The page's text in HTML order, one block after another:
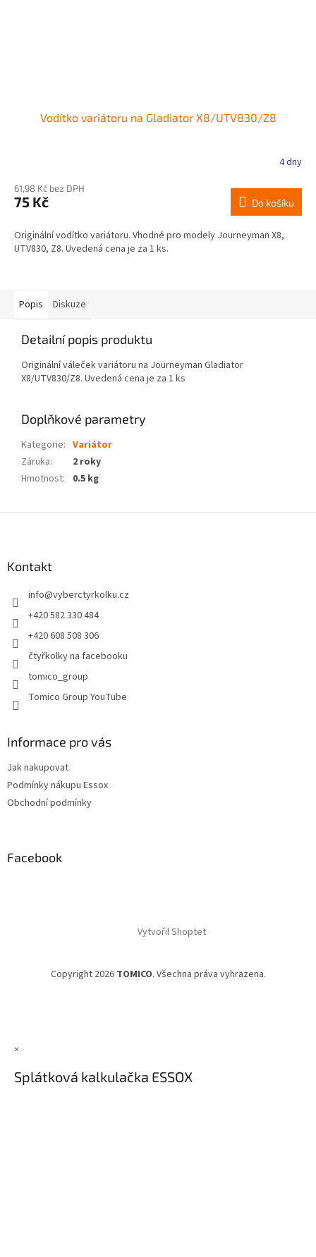
Vodítko variátoru na Gladiator X8/UTV830/Z8
4 dny
61,98 Kč bez DPH
75 Kč Do košíku
Originální vodítko variátoru. Vhodné pro modely Journeyman X8,
UTV830, Z8. Uvedená cena je za 1 ks.
Popis Diskuze
Detailní popis produktu
Originální váleček variátoru na Journeyman Gladiator
X8/UTV830/Z8. Uvedená cena je za 1 ks
Doplňkové parametry
Kategorie: Variátor
Záruka:
2 roky
Hmotnost: 0.5 kg
Kontakt
info@vyberctyrkolku.cz
+420 582 330 484
+420 608 508 306
čtyřkolky na facebooku
tomico_group
Tomico Group YouTube
Informace pro vás
Jak nakupovat
Podmínky nákupu Essox
Obchodní podmínky
Facebook
Vytvořil Shoptet
Copyright 2026 TOMICO. Všechna práva vyhrazena.
×
Splátková kalkulačka ESSOX